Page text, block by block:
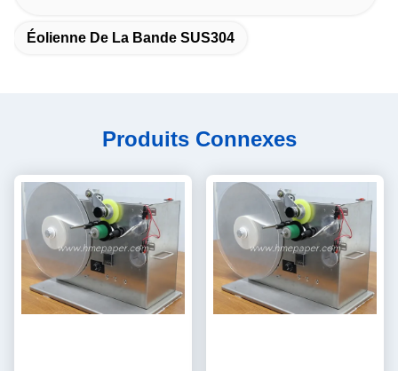
Éolienne De La Bande SUS304
Produits Connexes